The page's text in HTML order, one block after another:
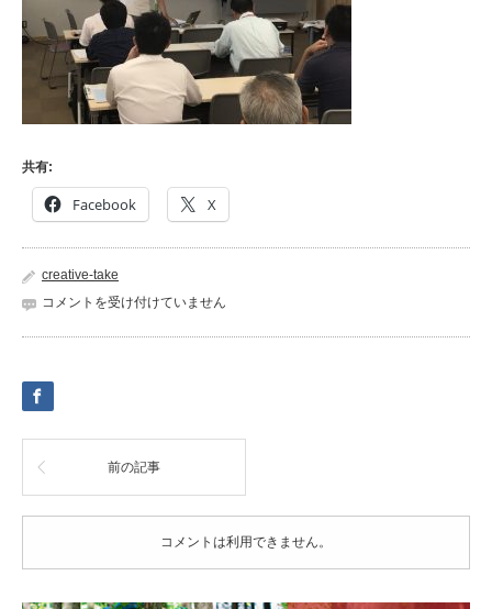
共有:
Facebook X
creative-take
S__5021709
コメントを受け付けていません
前の記事
コメントは利用できません。